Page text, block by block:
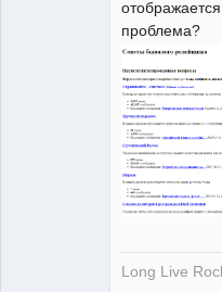
проблема?
Long Live